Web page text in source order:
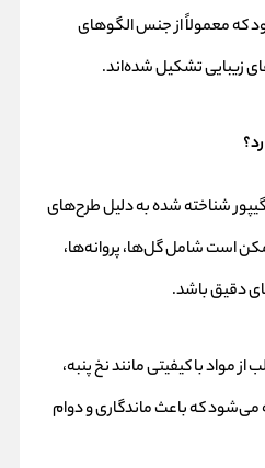
معمولاً از جنس الگوهای
زیبایی تشکیل شده‌اند.
گیپور شناخته شده به دلیل طرح‌های
است شامل گل‌ها، پروانه‌ها،
دقیق باشد.
از مواد با کیفیتی مانند نخ پنبه،
می‌شود که باعث ماندگاری و دوام